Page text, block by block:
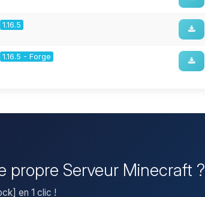
1.16.5
1.16.5 - Forge
propre Serveur Minecraft ?
en 1 clic !